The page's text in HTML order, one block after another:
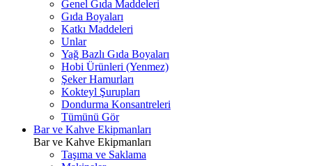
Genel Gıda Maddeleri
Gıda Boyaları
Katkı Maddeleri
Unlar
Yağ Bazlı Gıda Boyaları
Hobi Ürünleri (Yenmez)
Şeker Hamurları
Kokteyl Şurupları
Dondurma Konsantreleri
Tümünü Gör
Bar ve Kahve Ekipmanları
Bar ve Kahve Ekipmanları
Taşıma ve Saklama